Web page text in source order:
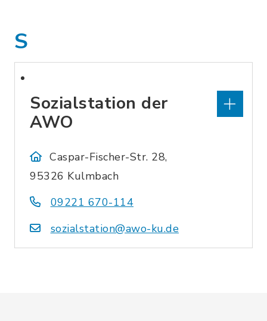
S
Sozialstation der
AWO
Caspar-Fischer-Str. 28,
95326 Kulmbach
09221 670-114
sozialstation@awo-ku.de